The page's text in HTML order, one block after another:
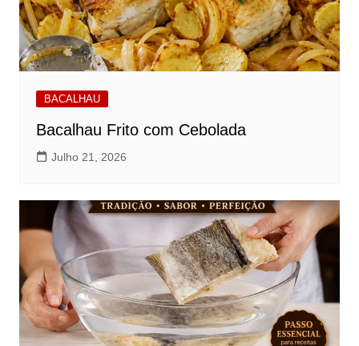
BACALHAU
Bacalhau Frito com Cebolada
Julho 21, 2026